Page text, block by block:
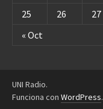
« Oct
25
26 27
UNI Radio.
Funciona con WordPress.